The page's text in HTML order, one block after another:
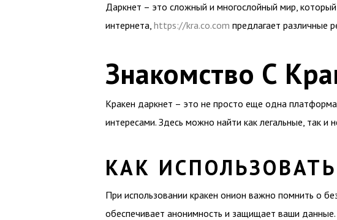
Даркнет – это сложный и многослойный мир,
интернета, https://kra.co.com предлагает различные
Знакомство С
Кракен даркнет – это не просто еще одна
интересами. Здесь можно найти как легальные, так и
КАК
При использовании кракен онион важно помнить о
обеспечивает анонимность и защищает ваши